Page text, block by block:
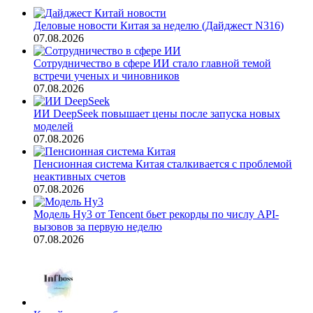
Деловые новости Китая за неделю (Дайджест N316)
07.08.2026
Сотрудничество в сфере ИИ стало главной темой
встречи ученых и чиновников
07.08.2026
ИИ DeepSeek повышает цены после запуска новых
моделей
07.08.2026
Пенсионная система Китая сталкивается с проблемой
неактивных счетов
07.08.2026
Модель Hy3 от Tencent бьет рекорды по числу API-
вызовов за первую неделю
07.08.2026